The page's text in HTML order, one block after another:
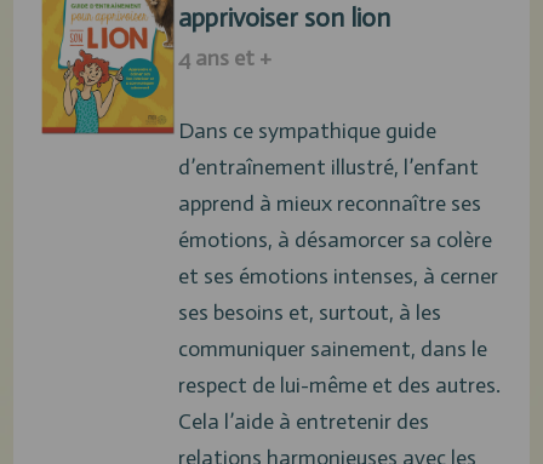
apprivoiser son lion
4 ans et +
Dans ce sympathique guide
d’entraînement illustré, l’enfant
apprend à mieux reconnaître ses
émotions, à désamorcer sa colère
et ses émotions intenses, à cerner
ses besoins et, surtout, à les
communiquer sainement, dans le
respect de lui-même et des autres.
Cela l’aide à entretenir des
relations harmonieuses avec les